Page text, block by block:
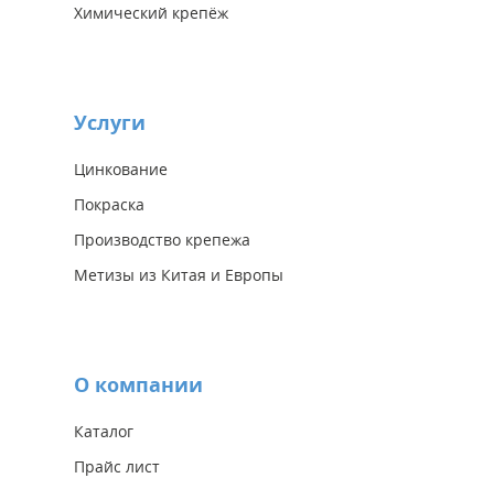
Химический крепёж
Услуги
Цинкование
Покраска
Производство крепежа
Метизы из Китая и Европы
О компании
Каталог
Прайс лист